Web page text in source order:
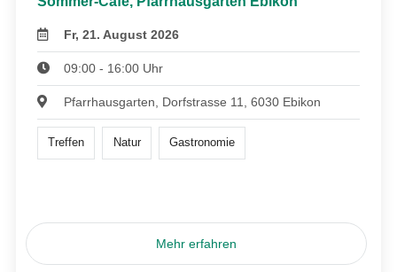
Fr, 21. August 2026
09:00 - 16:00 Uhr
Pfarrhausgarten, Dorfstrasse 11, 6030 Ebikon
Treffen Natur Gastronomie
Mehr erfahren